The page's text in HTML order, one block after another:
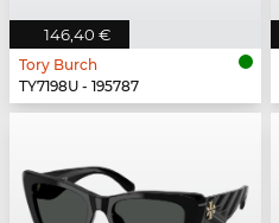
146,40 €
Tory Burch
TY7198U - 195787